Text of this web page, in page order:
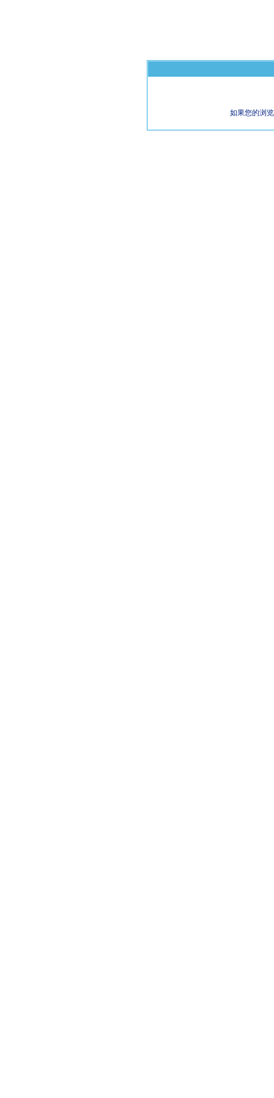
如果您的浏